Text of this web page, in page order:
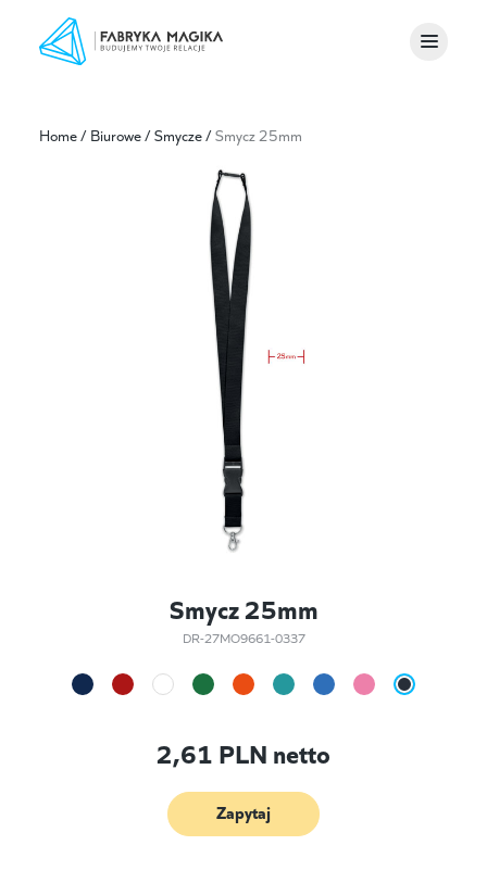
Home/ Biurowe/Smycze/Smycz 25mm
Smycz 25mm
DR-27MO9661-0337
2,61 PLN netto
Zapytaj